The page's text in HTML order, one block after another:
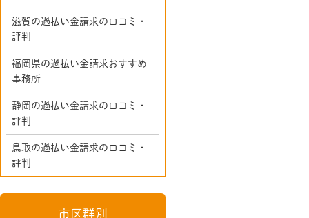
滋賀の過払い金請求の口コミ・
評判
福岡県の過払い金請求おすすめ
事務所
静岡の過払い金請求の口コミ・
評判
鳥取の過払い金請求の口コミ・
評判
市区群別